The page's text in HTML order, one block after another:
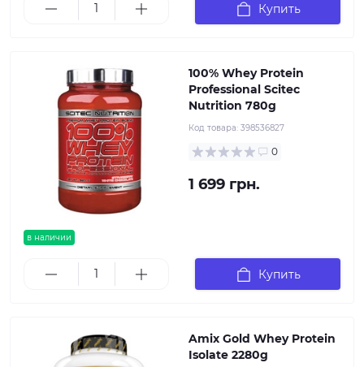
Купить
в наличии
100% Whey Protein
Professional Scitec
Nutrition 780g
Код товара: 398536827
0
1 699 грн.
Купить
Amix Gold Whey Protein
Isolate 2280g